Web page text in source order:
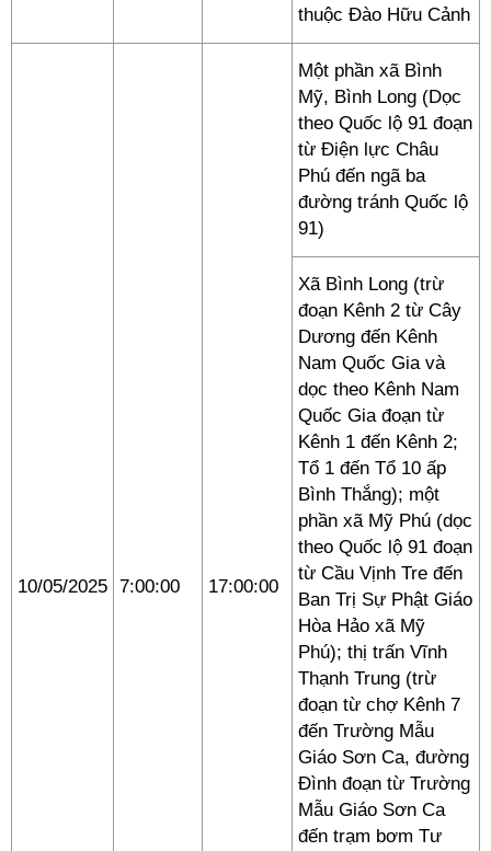
thuộc Đào Hữu Cảnh
10/05/2025 7:00:00 17:00:00
Một phần xã Bình
Mỹ, Bình Long (Dọc
theo Quốc lộ 91 đoạn
từ Điện lực Châu
Phú đến ngã ba
đường tránh Quốc lộ
91)
Xã Bình Long (trừ
đoạn Kênh 2 từ Cây
Dương đến Kênh
Nam Quốc Gia và
dọc theo Kênh Nam
Quốc Gia đoạn từ
Kênh 1 đến Kênh 2;
Tổ 1 đến Tổ 10 ấp
Bình Thắng); một
phần xã Mỹ Phú (dọc
theo Quốc lộ 91 đoạn
từ Cầu Vịnh Tre đến
Ban Trị Sự Phật Giáo
Hòa Hảo xã Mỹ
Phú); thị trấn Vĩnh
Thạnh Trung (trừ
đoạn từ chợ Kênh 7
đến Trường Mẫu
Giáo Sơn Ca, đường
Đình đoạn từ Trường
Mẫu Giáo Sơn Ca
đến trạm bơm Tư